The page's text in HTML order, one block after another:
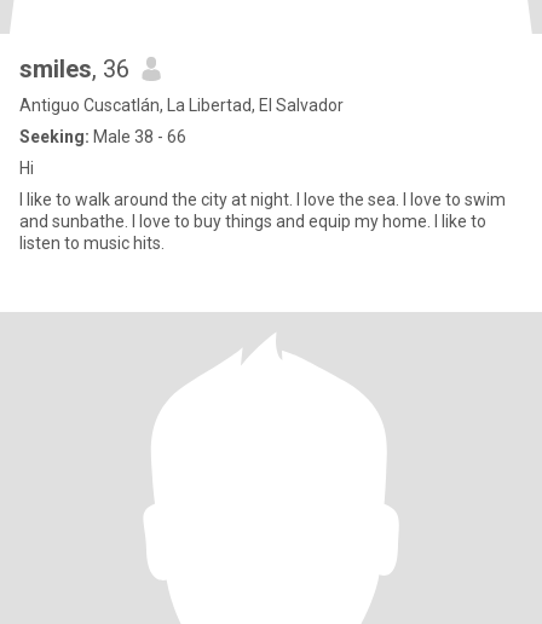
smiles, 36
Antiguo Cuscatlán, La Libertad, El Salvador
Seeking: Male 38 - 66
Hi
I like to walk around the city at night. I love the sea. I love to swim
and sunbathe. I love to buy things and equip my home. I like to
listen to music hits.